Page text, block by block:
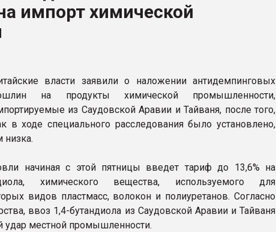
импорт химической
власти заявили о наложении антидемпинговых
на продукты химической промышленности,
из Саудовской Аравии и Тайваня, после того,
в ходе специального расследования было установлено,
низка.
начиная с этой пятницы введет тариф до 13,6% на
химического вещества, используемого для
видов пластмасс, волокон и полиуретанов. Согласно
ввоз 1,4-бутандиола из Саудовской Аравии и Тайваня
удар местной промышленности.